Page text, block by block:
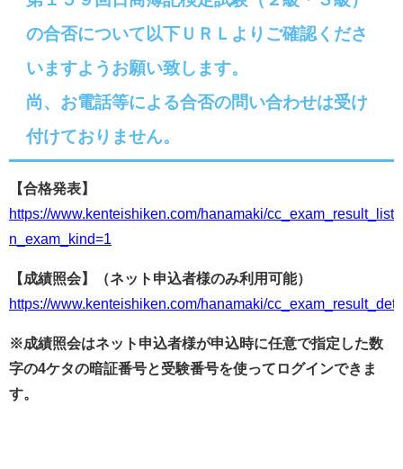
の合否について 以下ＵＲＬよりご確認くださ
いますようお願い致します。
尚、 お電話等による合否の問い合わせは受け
付けておりません。
【合格発表】
https://www.kenteishiken.com/hanamaki/
n_exam_kind=1
【成績照会】（ネット申込者様のみ利用可能）
https://www.kenteishiken.com/hanamaki/
※成績照会はネット申込者様が申込時に任意で指定した数
字の4ケタの暗証番号と受験番号を使ってログインできま
す。